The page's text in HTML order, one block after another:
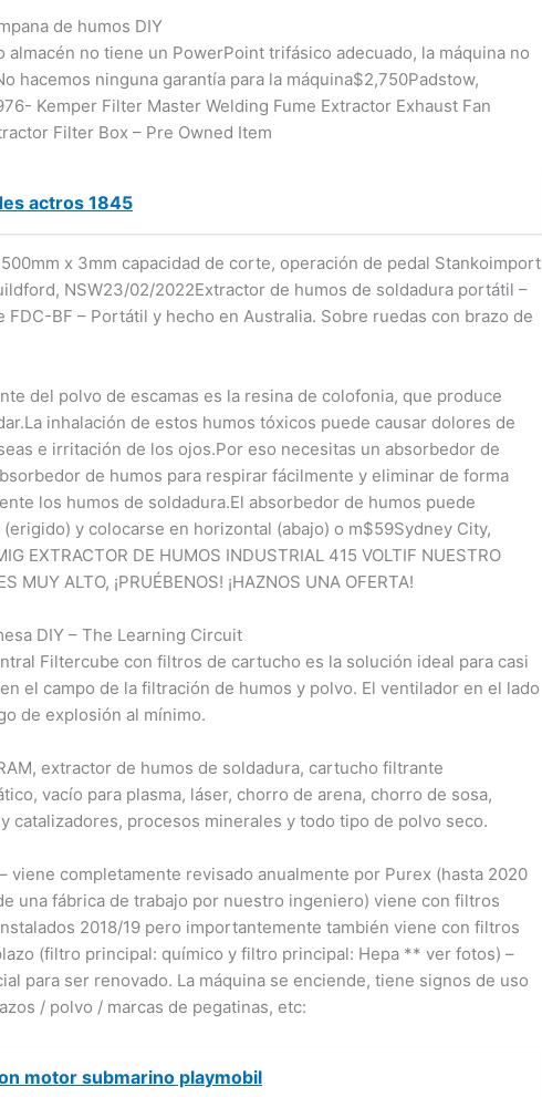
de humos DIY
almacén no tiene un PowerPoint trifásico adecuado, la máquina no
hacemos ninguna garantía para la máquina$2,750Padstow,
Kemper Filter Master Welding Fume Extractor Exhaust Fan
Filter Box – Pre Owned Item
actros 1845
x 3mm capacidad de corte, operación de pedal Stankoimport
NSW23/02/2022Extractor de humos de soldadura portátil –
FDC-BF – Portátil y hecho en Australia. Sobre ruedas con brazo de
del polvo de escamas es la resina de colofonia, que produce
inhalación de estos humos tóxicos puede causar dolores de
e irritación de los ojos.Por eso necesitas un absorbedor de
de humos para respirar fácilmente y eliminar de forma
los humos de soldadura.El absorbedor de humos puede
y colocarse en horizontal (abajo) o m$59Sydney City,
EXTRACTOR DE HUMOS INDUSTRIAL 415 VOLTIF NUESTRO
MUY ALTO, ¡PRUÉBENOS! ¡HAZNOS UNA OFERTA!
DIY – The Learning Circuit
Filtercube con filtros de cartucho es la solución ideal para casi
el campo de la filtración de humos y polvo. El ventilador en el lado
de explosión al mínimo.
extractor de humos de soldadura, cartucho filtrante
vacío para plasma, láser, chorro de arena, chorro de sosa,
catalizadores, procesos minerales y todo tipo de polvo seco.
viene completamente revisado anualmente por Purex (hasta 2020
una fábrica de trabajo por nuestro ingeniero) viene con filtros
2018/19 pero importantemente también viene con filtros
(filtro principal: químico y filtro principal: Hepa ** ver fotos) –
para ser renovado. La máquina se enciende, tiene signos de uso
/ polvo / marcas de pegatinas, etc:
motor submarino playmobil